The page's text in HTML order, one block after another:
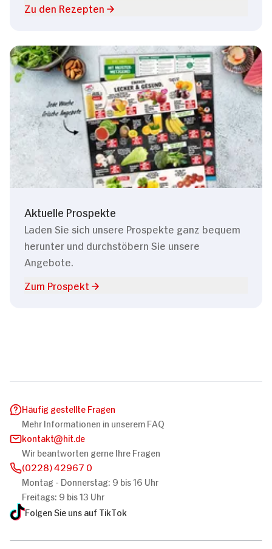
Zu den Rezepten
Aktuelle Prospekte
Laden Sie sich unsere Prospekte ganz bequem
herunter und durchstöbern Sie unsere
Angebote.
Zum Prospekt
Häufig gestellte Fragen
Mehr Informationen in unserem FAQ
kontakt
hit.de
Wir beantworten gerne Ihre Fragen
(0228) 42967 0
Montag - Donnerstag: 9 bis 16 Uhr
Freitags: 9 bis 13 Uhr
Folgen Sie uns auf TikTok